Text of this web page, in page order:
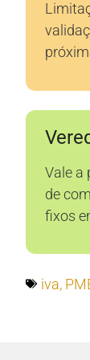
Vale a
de
fixos
iva,